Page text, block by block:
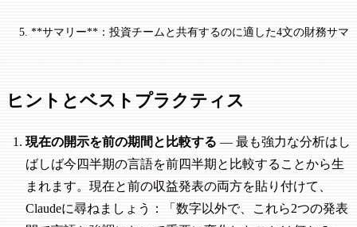
5. **サマリー**：投資チームと共有するのに適した4文の財務サマ
ヒントとベストプラクティス
現在の開示を前の期間と比較する — 最も強力な分析はし
ばしば今四半期の言語を前四半期と比較することから生
まれます。現在と前の収益発表の両方を貼り付けて、
Claudeに尋ねましょう：「数字以外で、これら2つの発表